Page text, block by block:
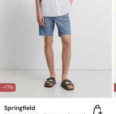
-77%
Springfield